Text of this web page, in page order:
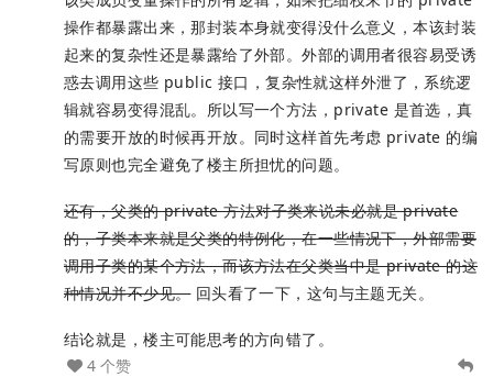
操作都暴露出来，那封装本身就变得没什么意义，本该封装
起来的复杂性还是暴露给了外部。外部的调用者很容易受诱
惑去调用这些 public 接口，复杂性就这样外泄了，系统逻
辑就容易变得混乱。所以写一个方法，private 是首选，真
的需要开放的时候再开放。同时这样首先考虑 private 的编
写原则也完全避免了楼主所担忧的问题。
还有，父类的 private 方法对子类来说未必就是 private
的，子类本来就是父类的特例化，在一些情况下，外部需要
调用子类的某个方法，而该方法在父类当中是 private 的这
种情况并不少见。回头看了一下，这句与主题无关。
结论就是，楼主可能思考的方向错了。
4 个赞